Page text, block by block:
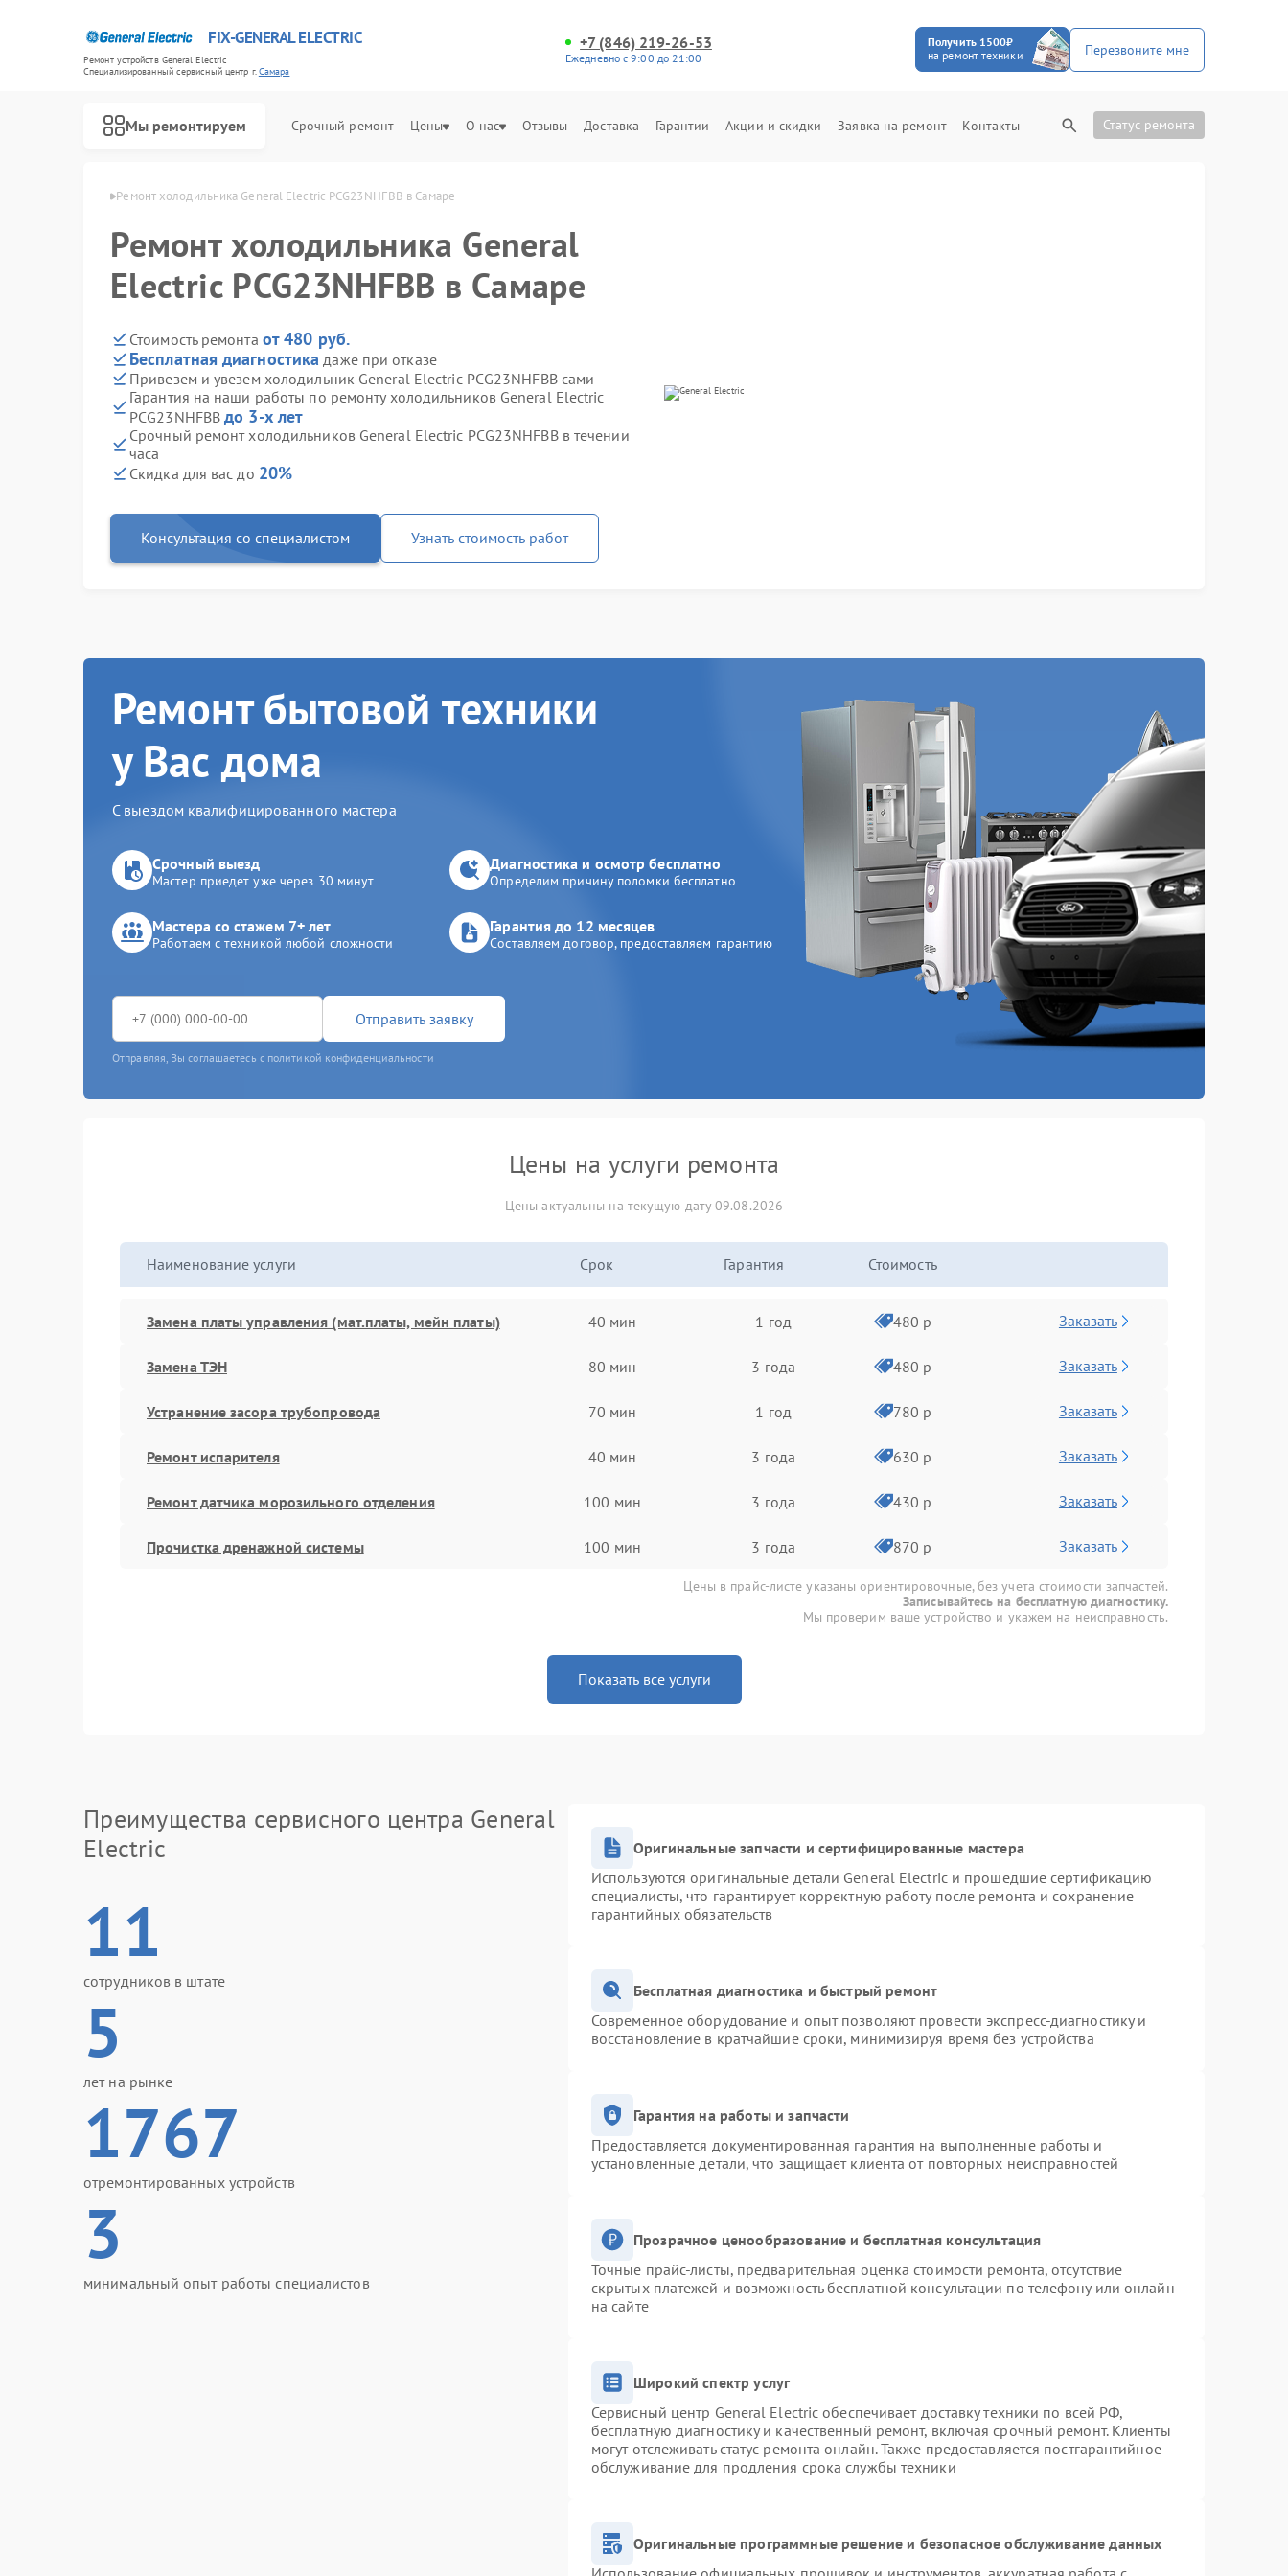
FIX-GENERAL ELECTRIC
Ремонт устройств General Electric
Специализированный cервисный центр г.Самара
+7 (846) 219-26-53
Ежедневно с 9:00 до 21:00
Получить 1500₽
на ремонт техники
Перезвоните мне
Мы ремонтируем Срочный ремонт Цены О нас Отзывы Доставка Гарантии Акции и скидки Заявка на ремонт Контакты Статус ремонта
Electric в Самаре Ремонт холодильника General Electric PCG23NHFBB в Самаре
Ремонт холодильника General
Electric PCG23NHFBB в Самаре
Стоимость ремонта от 480 руб.
Бесплатная диагностика даже при отказе
Привезем и увезем холодильник General Electric PCG23NHFBB сами
Гарантия на наши работы по ремонту холодильников General Electric
PCG23NHFBBдо 3-х лет
Срочный ремонт холодильников General Electric PCG23NHFBB в течении
часа
Скидка для вас до 20%
Консультация со специалистом Узнать стоимость работ
Ремонт бытовой техники
у Вас дома
С выездом квалифицированного мастера
Срочный выезд
Мастер приедет уже через 30 минут
Диагностика и осмотр бесплатно
Определим причину поломки бесплатно
Мастера со стажем 7+ лет
Работаем с техникой любой сложности
Гарантия до 12 месяцев
Составляем договор, предоставляем гарантию
Отправить заявку
Отправляя, Вы соглашаетесь с политикой конфиденциальности
Цены на услуги ремонта
Цены актуальны на текущую дату 09.08.2026
Наименование услуги Срок Гарантия Стоимость
Замена платы управления (мат.платы, мейн платы) 40 мин 1 год 480 р Заказать
Замена ТЭН 80 мин 3 года 480 р Заказать
Устранение засора трубопровода 70 мин 1 год 780 р Заказать
Ремонт испарителя 40 мин 3 года 630 р Заказать
Ремонт датчика морозильного отделения 100 мин 3 года 430 р Заказать
Прочистка дренажной системы 100 мин 3 года 870 р Заказать
Цены в прайс-листе указаны ориентировочные, без учета стоимости запчастей.
Записывайтесь на бесплатную диагностику.
Мы проверим ваше устройство и укажем на неисправность.
Показать все услуги
Преимущества сервисного центра General
Electric
11
сотрудников в штате
5
лет на рынке
1767
отремонтированных устройств
3
минимальный опыт работы специалистов
Оригинальные запчасти и сертифицированные мастера
Используются оригинальные детали General Electric и прошедшие сертификацию
специалисты, что гарантирует корректную работу после ремонта и сохранение
гарантийных обязательств
Бесплатная диагностика и быстрый ремонт
Современное оборудование и опыт позволяют провести экспресс-диагностику и
восстановление в кратчайшие сроки, минимизируя время без устройства
Гарантия на работы и запчасти
Предоставляется документированная гарантия на выполненные работы и
установленные детали, что защищает клиента от повторных неисправностей
Прозрачное ценообразование и бесплатная консультация
Точные прайс-листы, предварительная оценка стоимости ремонта, отсутствие
скрытых платежей и возможность бесплатной консультации по телефону или онлайн
на сайте
Широкий спектр услуг
Сервисный центр General Electric обеспечивает доставку техники по всей РФ,
бесплатную диагностику и качественный ремонт, включая срочный ремонт. Клиенты
могут отслеживать статус ремонта онлайн. Также предоставляется постгарантийное
обслуживание для продления срока службы техники
Оригинальные программные решение и безопасное обслуживание данных